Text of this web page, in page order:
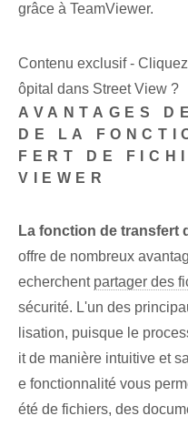
grâce à ⁤TeamViewer.
Contenu exclusif -
ôpital dans Street View ?
AVANTAGES
DE LA
FERT DE
VIEWER
La fonction de transfert
offre de nombreux⁤
echerchent partager des
sécurité. ​L'un des
lisation, puisque⁣ le
it de manière intuitive et
e fonctionnalité vous
été de fichiers, des